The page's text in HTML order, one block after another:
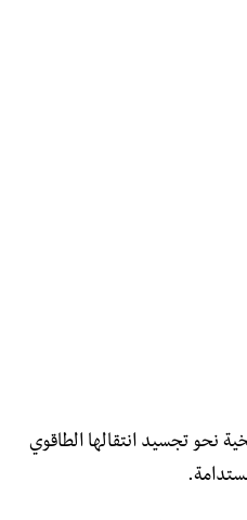
نحو تجسيد انتقالها الطاقوي